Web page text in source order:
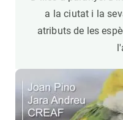
a la ciutat i la
atributs de les